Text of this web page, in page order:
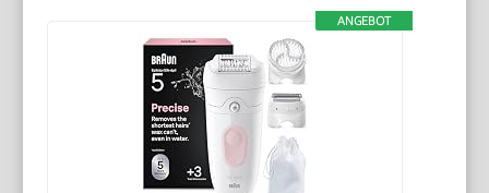
ANGEBOT